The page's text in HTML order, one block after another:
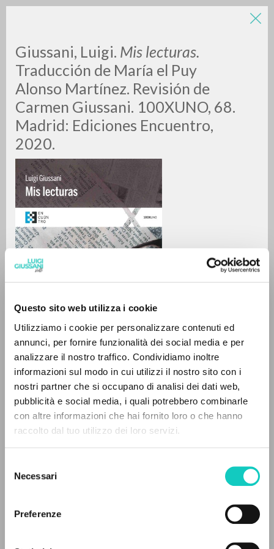
Questo sito web utilizza i cookie
Utilizziamo i cookie per personalizzare contenuti ed
annunci, per fornire funzionalità dei social media e per
analizzare il nostro traffico. Condividiamo inoltre
informazioni sul modo in cui utilizzi il nostro sito con i
nostri partner che si occupano di analisi dei dati web,
pubblicità e social media, i quali potrebbero combinarle
con altre informazioni che hai fornito loro o che hanno
raccolto dal tuo utilizzo dei loro servizi.
delNecessari
Preferenze
Giussani, Luigi. Mis lecturas.
Traducción de María el Puy
Alonso Martínez. Revisión de
Carmen Giussani. 100XUNO, 68.
Madrid: Ediciones Encuentro,
2020.
Del Puy Alonso Martínez MariaTraduttore
Giussani CarmenRevisore
2020
LUIGI
GIUSSANI
scritti
0DOCUMENTI TROVATI
RISULTATI SUCCESSIVI